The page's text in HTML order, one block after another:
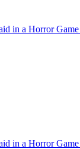
in a Horror
in a Horror